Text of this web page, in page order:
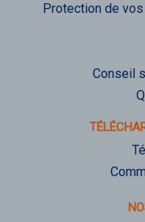
Protection de
Conseil